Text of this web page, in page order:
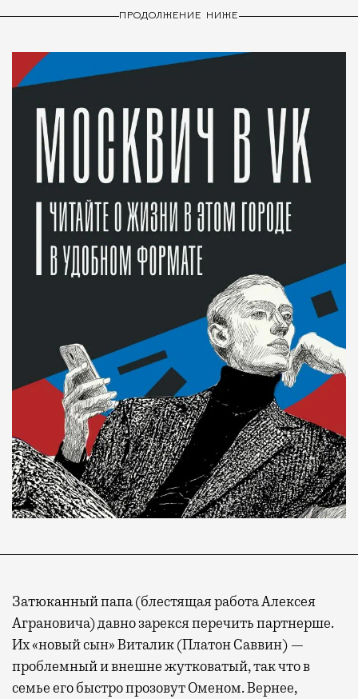
ПРОДОЛЖЕНИЕ НИЖЕ
Затюканный папа (блестящая работа Алексея
Аграновича) давно зарекся перечить партнерше.
Их «новый сын» Виталик (Платон Саввин) —
проблемный и внешне жутковатый, так что в
семье его быстро прозовут Оменом. Вернее,